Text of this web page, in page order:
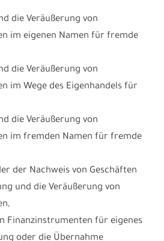
die Veräußerung von
im eigenen Namen für fremde
die Veräußerung von
im Wege des Eigenhandels für
die Veräußerung von
im fremden Namen für fremde
der Nachweis von Geschäften
und die Veräußerung von
Finanzinstrumenten für eigenes
oder die Übernahme